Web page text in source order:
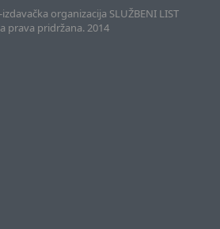
organizacija SLUŽBENI LIST
prava pridržana. 2014